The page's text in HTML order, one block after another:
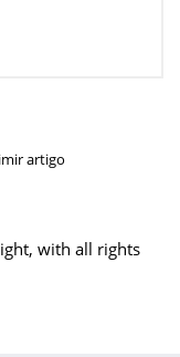
artigo
with all rights